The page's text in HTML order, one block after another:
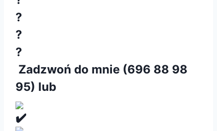
Zadzwoń do mnie (696 88 98
95) lub